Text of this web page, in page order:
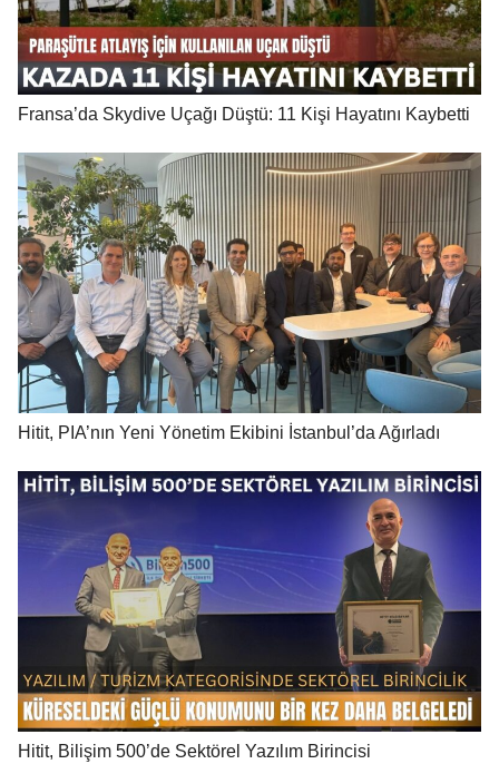
Fransa’da Skydive Uçağı Düştü: 11 Kişi Hayatını Kaybetti
Hitit, PIA’nın Yeni Yönetim Ekibini İstanbul’da Ağırladı
Hitit, Bilişim 500’de Sektörel Yazılım Birincisi